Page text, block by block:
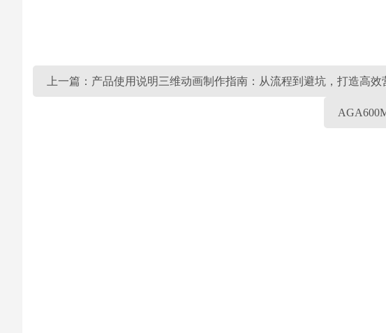
上一篇：产品使用说明三维动画制作指南：从流程到避坑，打造高效